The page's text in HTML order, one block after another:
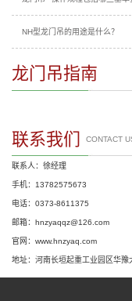
NH型龙门吊的用途是什么？
龙门吊指南
联系我们 CONTACT
联系人：徐经理
手机：13782575673
电话：0373-8611375
邮箱：hnzyaqqz@126.com
官网：www.hnzyaq.com
地址：河南长垣起重工业园区华豫